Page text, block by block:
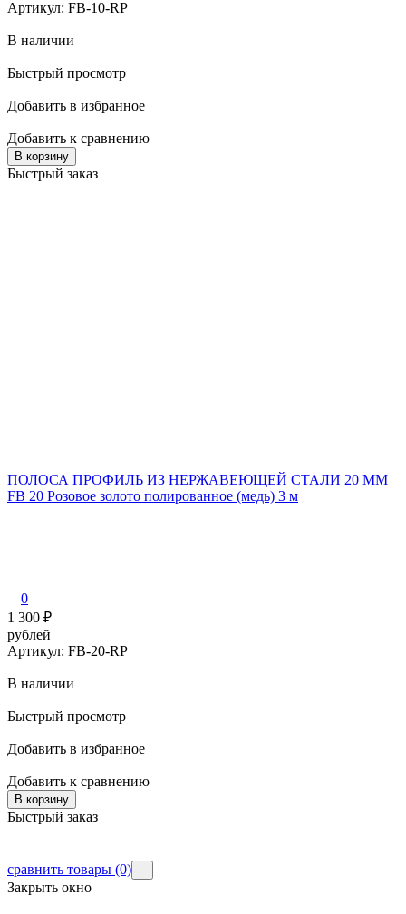
Артикул: FB-10-RP
В наличии
Быстрый просмотр
Добавить в избранное
Добавить к сравнению
В корзину
Быстрый заказ
ПОЛОСА ПРОФИЛЬ ИЗ НЕРЖАВЕЮЩЕЙ СТАЛИ 20 ММ
FB 20 Розовое золото полированное (медь) 3 м
0
1 300 ₽
рублей
Артикул: FB-20-RP
В наличии
Быстрый просмотр
Добавить в избранное
Добавить к сравнению
В корзину
Быстрый заказ
сравнить товары (0)
Закрыть окно